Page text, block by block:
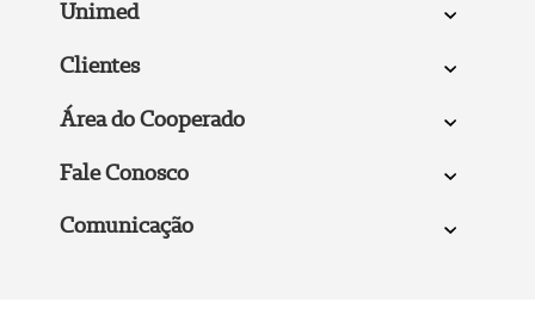
Unimed
Clientes
Área do Cooperado
Fale Conosco
Comunicação